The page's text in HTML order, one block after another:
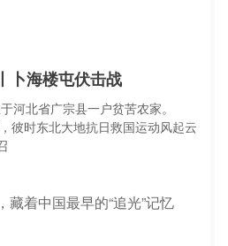
卜海楼屯伏击战
河北省广宗县一户贫苦农家。
彼时东北大地抗日救国运动风起云